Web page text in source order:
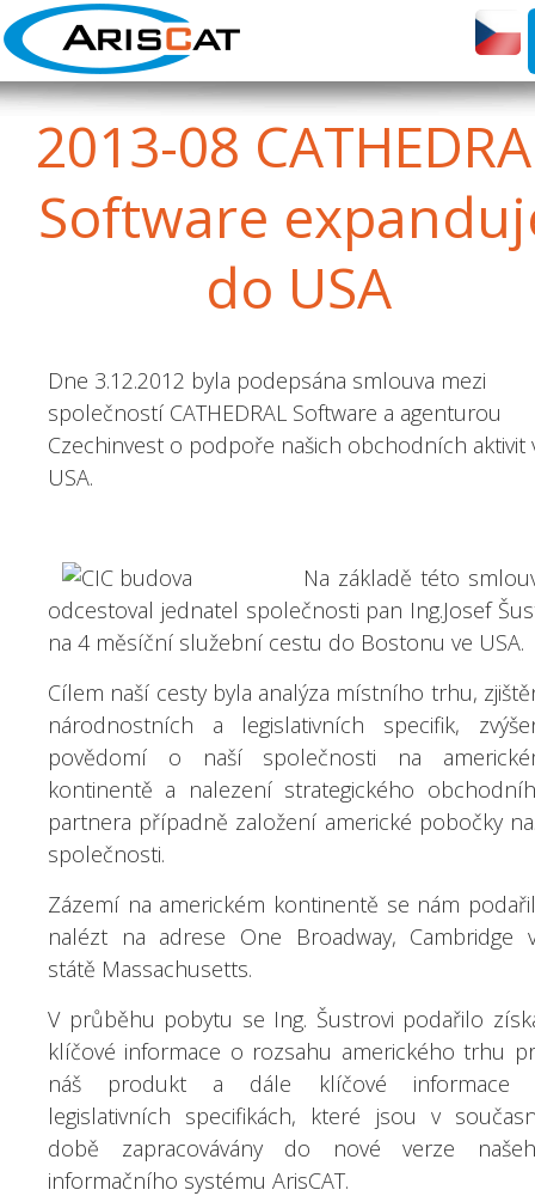
2013-08
Software
do USA
Dne 3.12.2012 byla podepsána smlouva mezi
společností CATHEDRAL Software a agenturou
Czechinvest o podpoře našich obchodních aktivit
USA.
Na základě této
odcestoval jednatel společnosti pan Ing.Josef
na 4 měsíční služební cestu do Bostonu ve USA.
Cílem naší cesty byla analýza místního trhu,
národnostních a legislativních specifik,
povědomí o naší společnosti na
kontinentě a nalezení strategického
partnera případně založení americké pobočky
společnosti.
Zázemí na americkém kontinentě se nám
nalézt na adrese One Broadway, Cambridge
státě Massachusetts.
V průběhu pobytu se Ing. Šustrovi podařilo
klíčové informace o rozsahu amerického trhu
náš produkt a dále klíčové informace
legislativních specifikách, které jsou v
době zapracovávány do nové verze
informačního systému ArisCAT.